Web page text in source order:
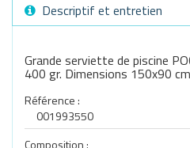
Descriptif et entretien
Grande serviette de piscine
400 gr. Dimensions 150x90
Référence :
001993550
Composition :